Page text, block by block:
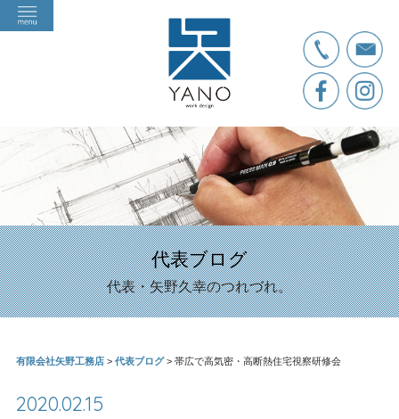
代表ブログ
代表・矢野久幸のつれづれ。
有限会社矢野工務店> 代表ブログ> 帯広で高気密・高断熱住宅視察研修会
2020.02.15